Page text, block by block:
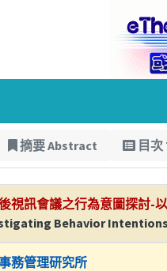
摘要 Abstract 目次
視訊會議之行為意圖探討-
Behavior Intentions
務管理研究所